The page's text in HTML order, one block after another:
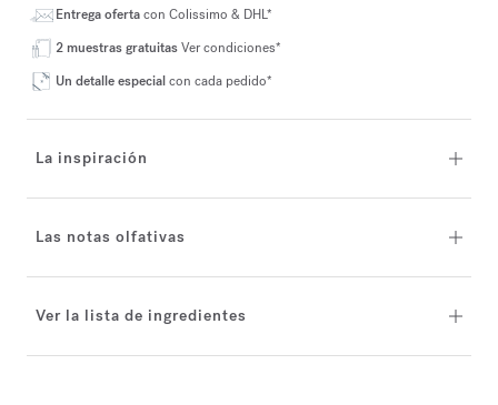
Entrega ofertacon Colissimo & DHL*
2 muestras gratuitasVer condiciones*
Un detalle especialcon cada pedido*
La inspiración
Las notas olfativas
Ver la lista de ingredientes